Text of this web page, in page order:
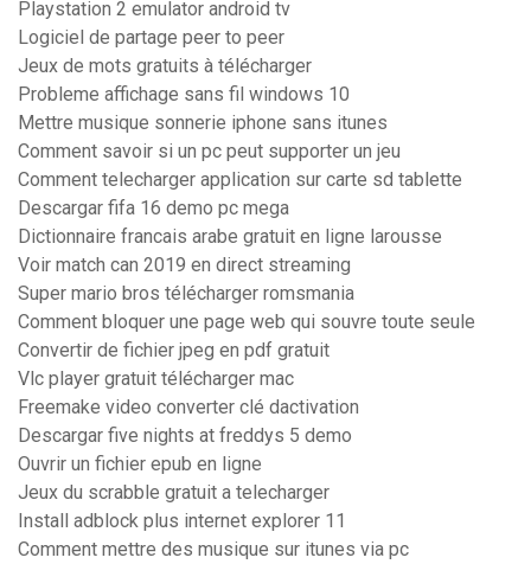
Playstation 2 emulator android tv
Logiciel de partage peer to peer
Jeux de mots gratuits à télécharger
Probleme affichage sans fil windows 10
Mettre musique sonnerie iphone sans itunes
Comment savoir si un pc peut supporter un jeu
Comment telecharger application sur carte sd tablette
Descargar fifa 16 demo pc mega
Dictionnaire francais arabe gratuit en ligne larousse
Voir match can 2019 en direct streaming
Super mario bros télécharger romsmania
Comment bloquer une page web qui souvre toute seule
Convertir de fichier jpeg en pdf gratuit
Vlc player gratuit télécharger mac
Freemake video converter clé dactivation
Descargar five nights at freddys 5 demo
Ouvrir un fichier epub en ligne
Jeux du scrabble gratuit a telecharger
Install adblock plus internet explorer 11
Comment mettre des musique sur itunes via pc